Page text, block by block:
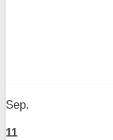
Sep.
11